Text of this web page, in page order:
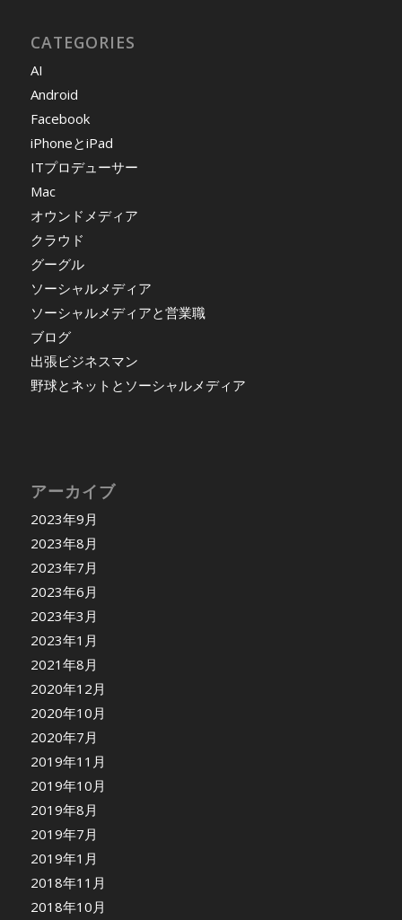
CATEGORIES
AI
Android
Facebook
iPhoneとiPad
ITプロデューサー
Mac
オウンドメディア
クラウド
グーグル
ソーシャルメディア
ソーシャルメディアと営業職
ブログ
出張ビジネスマン
野球とネットとソーシャルメディア
アーカイブ
2023年9月
2023年8月
2023年7月
2023年6月
2023年3月
2023年1月
2021年8月
2020年12月
2020年10月
2020年7月
2019年11月
2019年10月
2019年8月
2019年7月
2019年1月
2018年11月
2018年10月